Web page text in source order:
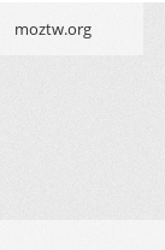
moztw.org